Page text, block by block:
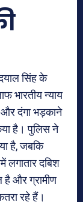
सिंह के
भारतीय न्याय
और दंगा भड़काने
है। पुलिस ने
है, जबकि
लगातार दबिश
है और ग्रामीण
रहे हैं।